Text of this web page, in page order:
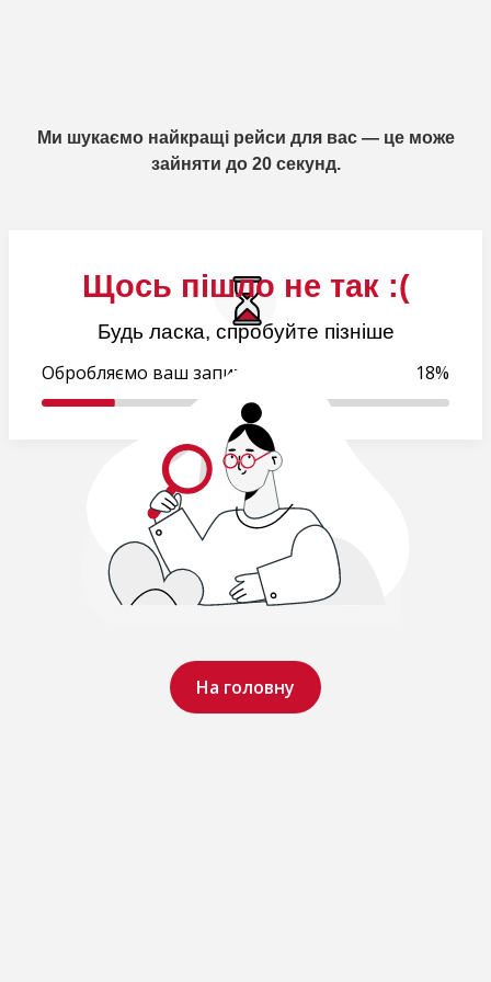
Щось пішло не так :(
Будь ласка, спробуйте пізніше
На головну
Ми шукаємо найкращі рейси для вас — це може
зайняти до 20 секунд.
Обробляємо ваш запит.. 18%